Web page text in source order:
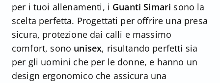
per i tuoi allenamenti, i Guanti Simari sono la
scelta perfetta. Progettati per offrire una presa
sicura, protezione dai calli e massimo
comfort, sono unisex, risultando perfetti sia
per gli uomini che per le donne, e hanno un
design ergonomico che assicura una